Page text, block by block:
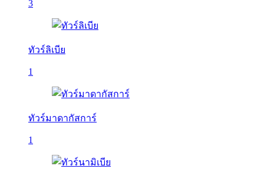
3
ทัวร์ลิเบีย
1
ทัวร์มาดากัสการ์
1